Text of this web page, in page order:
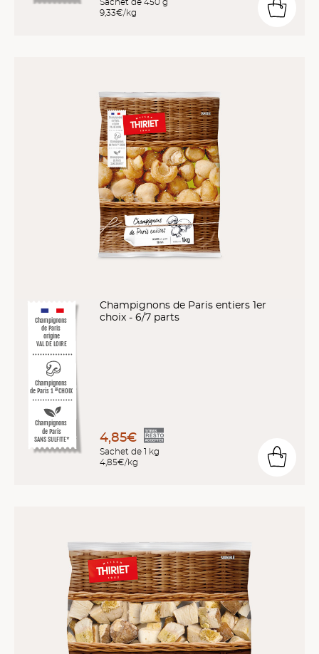
9,33€/kg
Champignons
de Paris 1
ERCHOIX
Champignons
de Paris
SANS SULFITE*
Champignons
de Paris
origine
VAL DE LOIRE
Champignons de Paris entiers 1er
choix - 6/7 parts
4,85€
Sachet de 1 kg
4,85€/kg